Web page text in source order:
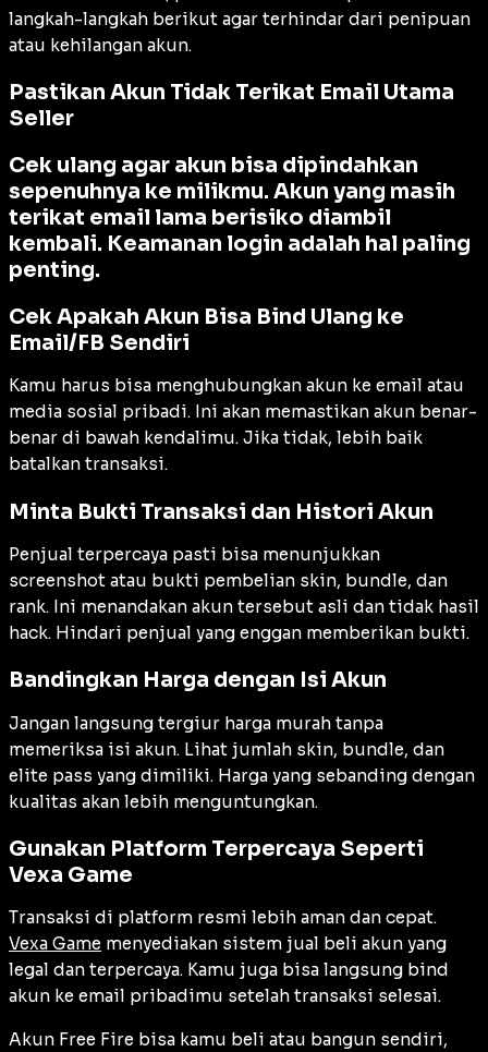
langkah-langkah berikut agar terhindar dari penipuan
atau kehilangan akun.
Pastikan Akun Tidak Terikat Email Utama
Seller
Cek ulang agar akun bisa dipindahkan
sepenuhnya ke milikmu. Akun yang masih
terikat email lama berisiko diambil
kembali. Keamanan login adalah hal paling
penting.
Cek Apakah Akun Bisa Bind Ulang ke
Email/FB Sendiri
Kamu harus bisa menghubungkan akun ke email atau
media sosial pribadi. Ini akan memastikan akun benar-
benar di bawah kendalimu. Jika tidak, lebih baik
batalkan transaksi.
Minta Bukti Transaksi dan Histori Akun
Penjual terpercaya pasti bisa menunjukkan
screenshot atau bukti pembelian skin, bundle, dan
rank. Ini menandakan akun tersebut asli dan tidak hasil
hack. Hindari penjual yang enggan memberikan bukti.
Bandingkan Harga dengan Isi Akun
Jangan langsung tergiur harga murah tanpa
memeriksa isi akun. Lihat jumlah skin, bundle, dan
elite pass yang dimiliki. Harga yang sebanding dengan
kualitas akan lebih menguntungkan.
Gunakan Platform Terpercaya Seperti
Vexa Game
Transaksi di platform resmi lebih aman dan cepat.
Vexa Game menyediakan sistem jual beli akun yang
legal dan terpercaya. Kamu juga bisa langsung bind
akun ke email pribadimu setelah transaksi selesai.
Akun Free Fire bisa kamu beli atau bangun sendiri,